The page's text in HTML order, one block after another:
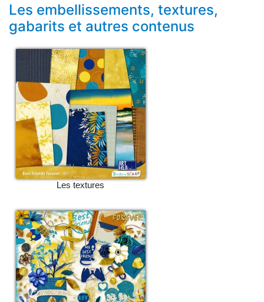
Les embellissements, textures,
gabarits et autres contenus
Les textures